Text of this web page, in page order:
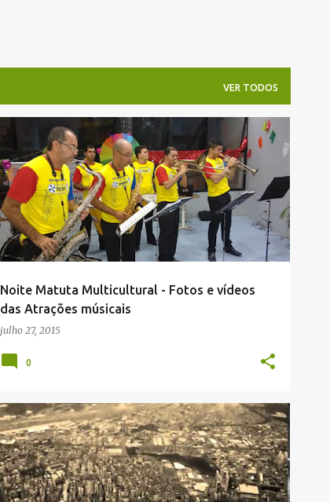
VER TODOS
Noite Matuta Multicultural - Fotos e vídeos
das Atrações músicais
julho 27, 2015
0